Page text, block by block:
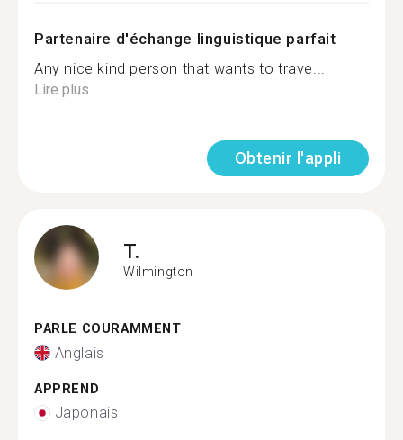
Partenaire d'échange linguistique parfait
Any nice kind person that wants to trave...
Lire plus
Obtenir l'appli
T.
Wilmington
PARLE COURAMMENT
Anglais
APPREND
Japonais